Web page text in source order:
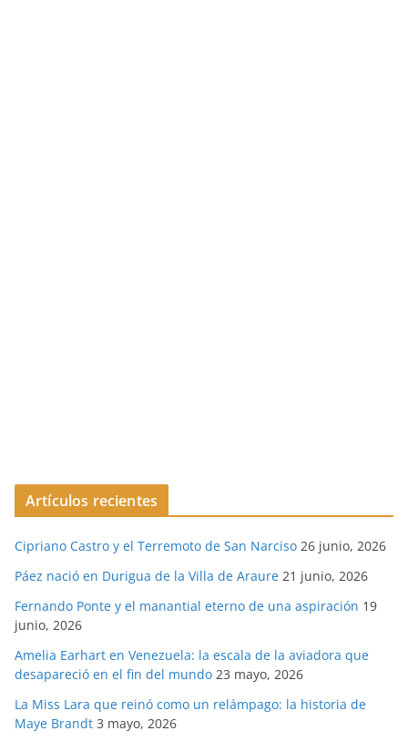
Artículos recientes
Cipriano Castro y el Terremoto de San Narciso 26 junio, 2026
Páez nació en Durigua de la Villa de Araure 21 junio, 2026
Fernando Ponte y el manantial eterno de una aspiración 19
junio, 2026
Amelia Earhart en Venezuela: la escala de la aviadora que
desapareció en el fin del mundo 23 mayo, 2026
La Miss Lara que reinó como un relámpago: la historia de
Maye Brandt 3 mayo, 2026